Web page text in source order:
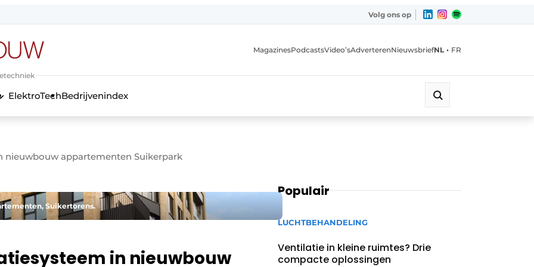
Volg ons op
MagazinesPodcastsVideo’sAdverterenNieuwsbriefNL • FR
ElektroTechBedrijvenindex
nieuwbouw appartementen Suikerpark
Suikertorens.
in nieuwbouw
Populair
LUCHTBEHANDELING
Ventilatie in kleine ruimtes? Drie
compacte oplossingen